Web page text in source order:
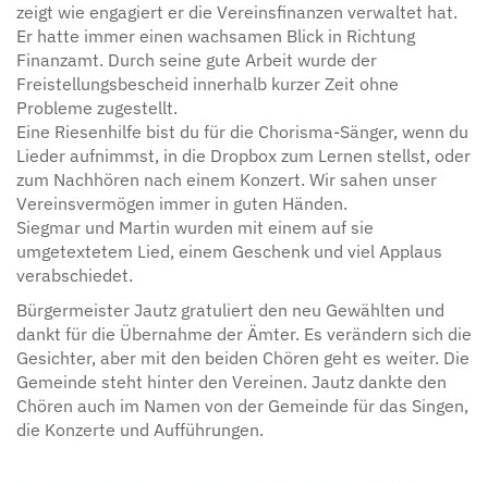
zeigt wie engagiert er die Vereinsfinanzen verwaltet hat.
Er hatte immer einen wachsamen Blick in Richtung
Finanzamt. Durch seine gute Arbeit wurde der
Freistellungsbescheid innerhalb kurzer Zeit ohne
Probleme zugestellt.
Eine Riesenhilfe bist du für die Chorisma-Sänger, wenn du
Lieder aufnimmst, in die Dropbox zum Lernen stellst, oder
zum Nachhören nach einem Konzert. Wir sahen unser
Vereinsvermögen immer in guten Händen.
Siegmar und Martin wurden mit einem auf sie
umgetextetem Lied, einem Geschenk und viel Applaus
verabschiedet.
Bürgermeister Jautz gratuliert den neu Gewählten und
dankt für die Übernahme der Ämter. Es verändern sich die
Gesichter, aber mit den beiden Chören geht es weiter. Die
Gemeinde steht hinter den Vereinen. Jautz dankte den
Chören auch im Namen von der Gemeinde für das Singen,
die Konzerte und Aufführungen.